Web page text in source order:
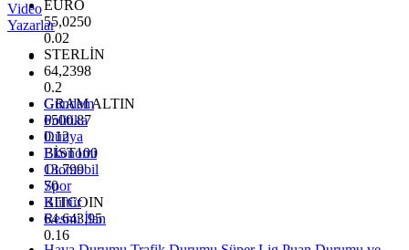
EURO
55,0250
0.02
STERLİN
64,2398
0.2
GRAM ALTIN
6500.87
0.12
BİST100
13.799
70
BITCOIN
64.643,95
0.16
Video
Yazarlar
Gündem
Politika
Dünya
Ekonomi
Otomobil
Spor
Kültür
Resmi İlan